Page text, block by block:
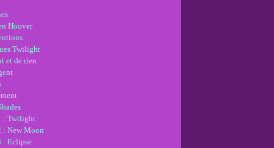
Hoover
Twilight
et de rien
: Twilight
: New Moon
: Eclipse